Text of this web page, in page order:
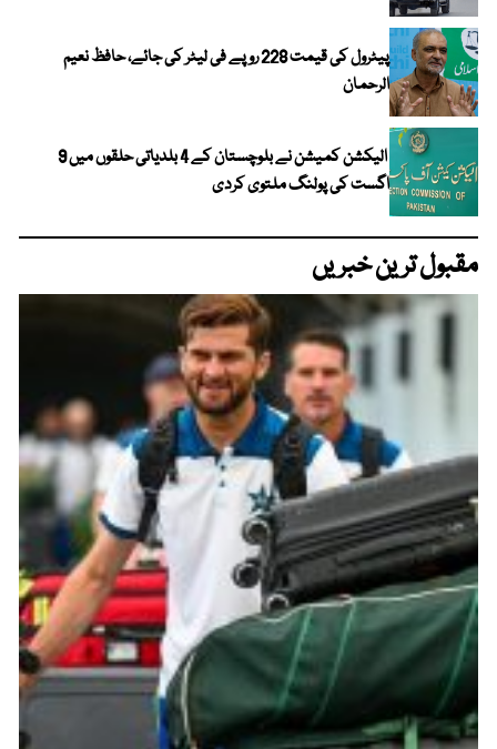
پیٹرول کی قیمت 228 روپے فی لیٹر کی جائے، حافظ نعیم
الرحمان
الیکشن کمیشن نے بلوچستان کے 4 بلدیاتی حلقوں میں 9
اگست کی پولنگ ملتوی کردی
مقبول ترین خبریں